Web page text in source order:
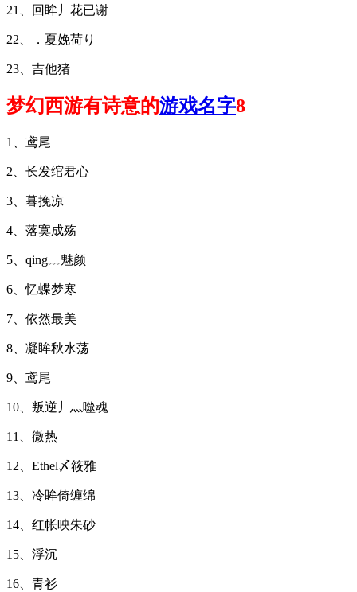
21、回眸丿花已谢
22、．夏娩荷り
23、吉他猪
梦幻西游有诗意的游戏名字8
1、鸢尾
2、长发绾君心
3、暮挽凉
4、落寞成殇
5、qing﹏魅颜
6、忆蝶梦寒
7、依然最美
8、凝眸秋水荡
9、鸢尾
10、叛逆丿灬噬魂
11、微热
12、Ethel〆筱雅
13、冷眸倚缠绵
14、红帐映朱砂
15、浮沉
16、青衫